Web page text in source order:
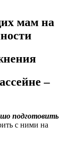
мам на
–
подготовить
с ними на